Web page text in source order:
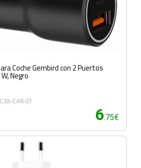
Coche Gembird con 2 Puertos
Negro
CAR-01
6.75€